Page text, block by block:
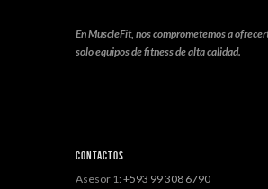
En MuscleFit, nos comprometemos a
solo equipos de fitness de alta calidad.
Contactos
Asesor 1: +593 99 308 6790